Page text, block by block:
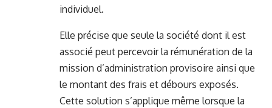
individuel.
Elle précise que seule la société dont il est
associé peut percevoir la rémunération de la
mission d’administration provisoire ainsi que
le montant des frais et débours exposés.
Cette solution s’applique même lorsque la